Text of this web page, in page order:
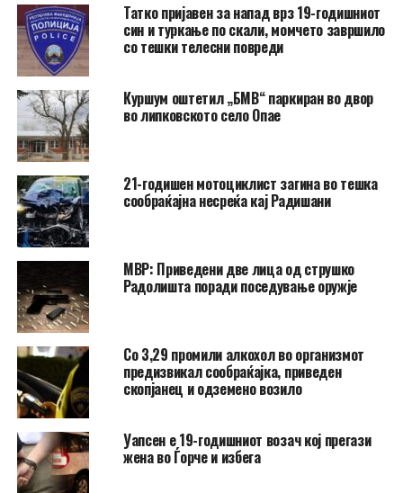
Татко пријавен за напад врз 19-годишниот
син и туркање по скали, момчето завршило
со тешки телесни повреди
Куршум оштетил „БМВ“ паркиран во двор
во липковското село Опае
21-годишен мотоциклист загина во тешка
сообраќајна несреќа кај Радишани
МВР: Приведени две лица од струшко
Радолишта поради поседување оружје
Со 3,29 промили алкохол во организмот
предизвикал сообраќајка, приведен
скопјанец и одземено возило
Уапсен е 19-годишниот возач кој прегази
жена во Ѓорче и избега